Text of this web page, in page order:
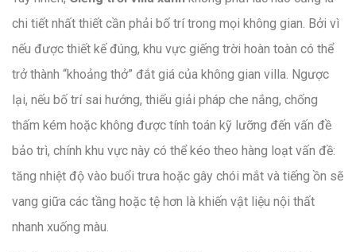
chi tiết nhất thiết cần phải bố trí trong mọi không gian. Bởi vì
nếu được thiết kế đúng, khu vực giếng trời hoàn toàn có thể
trở thành “khoảng thở” đắt giá của không gian villa. Ngược
lại, nếu bố trí sai hướng, thiếu giải pháp che nắng, chống
thấm kém hoặc không được tính toán kỹ lưỡng đến vấn đề
bảo trì, chính khu vực này có thể kéo theo hàng loạt vấn đề:
tăng nhiệt độ vào buổi trưa hoặc gây chói mắt và tiếng ồn sẽ
vang giữa các tầng hoặc tệ hơn là khiến vật liệu nội thất
nhanh xuống màu.